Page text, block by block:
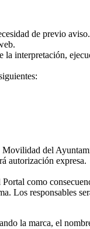
de previo aviso.
interpretación,
del
autorización expresa.
como
Los responsables
la marca, el